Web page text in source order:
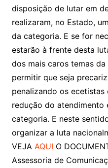
disposição de lutar em
realizaram, no Estado,
da categoria. E se for
estarão à frente desta
dos mais caros temas
permitir que seja
penalizando os ecetistas
redução do atendimento
categoria. E neste
organizar a luta
VEJA AQUI O
Assessoria de